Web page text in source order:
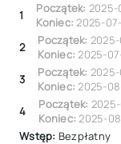
1
Początek: 2025-
Koniec:2025-
2
Początek:
Koniec:2025-
3
Początek:
Koniec:2025-
4
Początek:
Koniec:2025-
Wstęp: Bezpłatny